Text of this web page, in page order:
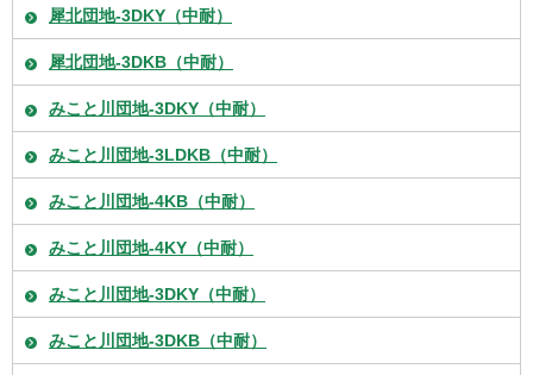
犀北団地-3DKY（中耐）
犀北団地-3DKB（中耐）
みこと川団地-3DKY（中耐）
みこと川団地-3LDKB（中耐）
みこと川団地-4KB（中耐）
みこと川団地-4KY（中耐）
みこと川団地-3DKY（中耐）
みこと川団地-3DKB（中耐）